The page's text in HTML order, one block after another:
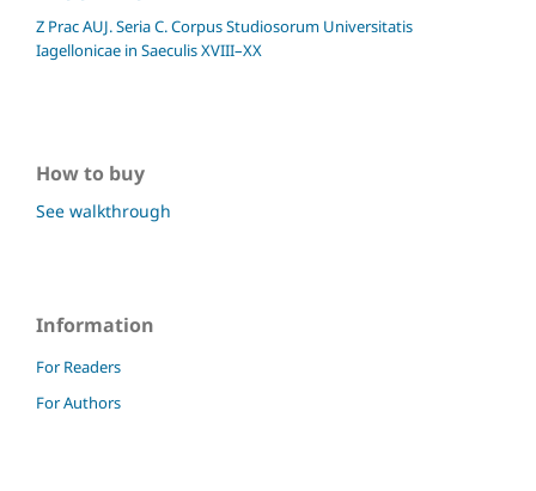
Z Prac AUJ. Seria C. Corpus Studiosorum Universitatis
Iagellonicae in Saeculis XVIII–XX
How to buy
See walkthrough
Information
For Readers
For Authors